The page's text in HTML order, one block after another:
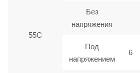
55С
Без
напряжения
Под
напряжением
6